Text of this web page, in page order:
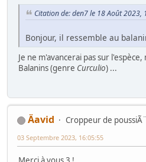
Citation de: den7 le 18 Août 2023,
Bonjour, il ressemble au
Je ne m'avancerai pas sur
Balanins (genre Curculio) ...
Äavid
Croppeur de
03 Septembre 2023, 16:05:55